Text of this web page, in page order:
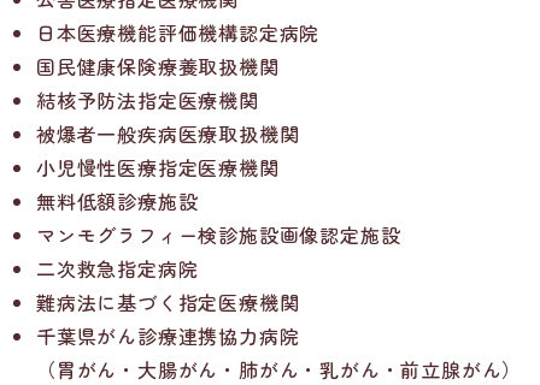
日本医療機能評価機構認定病院
国民健康保険療養取扱機関
結核予防法指定医療機関
被爆者一般疾病医療取扱機関
小児慢性医療指定医療機関
無料低額診療施設
マンモグラフィー検診施設画像認定施設
二次救急指定病院
難病法に基づく指定医療機関
千葉県がん診療連携協力病院
（胃がん・大腸がん・肺がん・乳がん・前立腺がん）